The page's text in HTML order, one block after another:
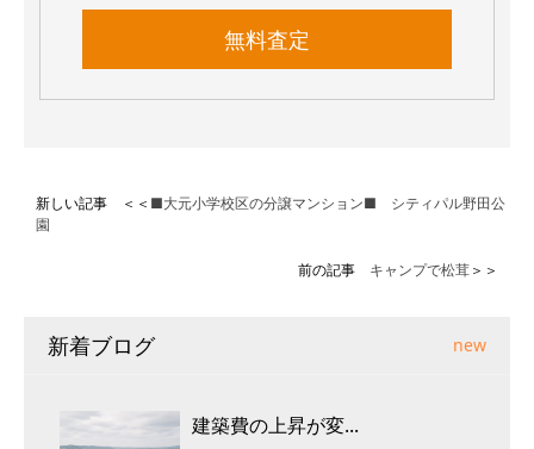
無料査定
新しい記事 ＜＜ ■大元小学校区の分譲マンション■ シティパル野田公
園
前の記事 キャンプで松茸＞＞
新着ブログ new
建築費の上昇が変...